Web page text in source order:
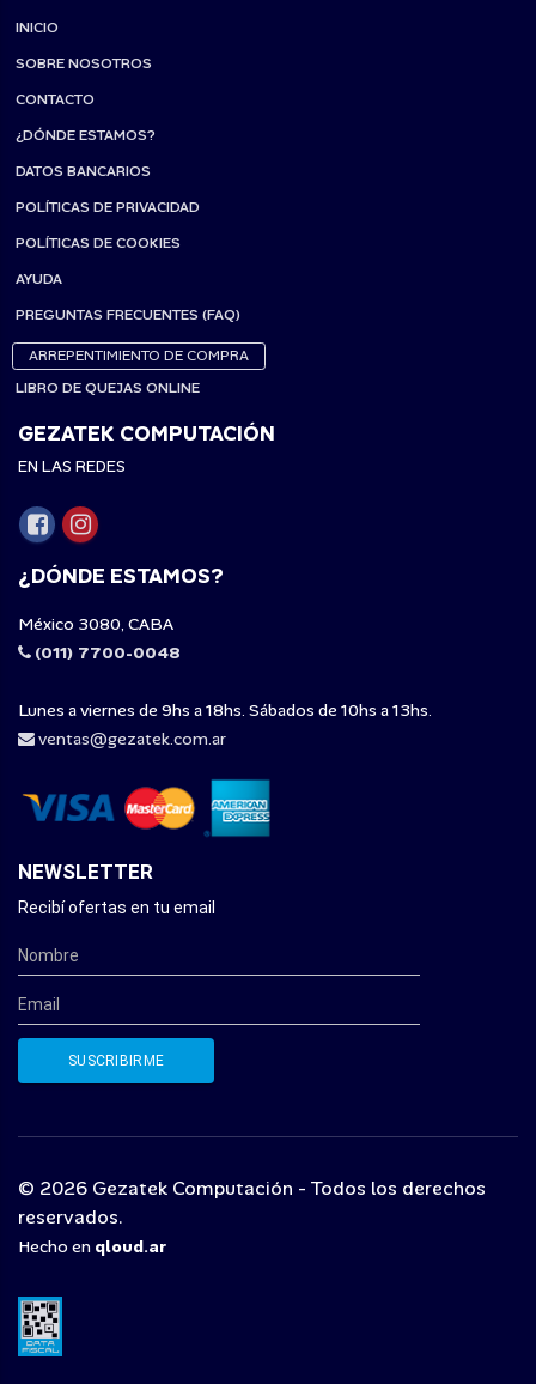
INICIO
SOBRE NOSOTROS
CONTACTO
¿DÓNDE ESTAMOS?
DATOS BANCARIOS
POLÍTICAS DE PRIVACIDAD
POLÍTICAS DE COOKIES
AYUDA
PREGUNTAS FRECUENTES (FAQ)
ARREPENTIMIENTO DE COMPRA
LIBRO DE QUEJAS ONLINE
GEZATEK COMPUTACIÓN
EN LAS REDES
¿DÓNDE ESTAMOS?
México 3080, CABA
(011) 7700-0048
Lunes a viernes de 9hs a 18hs. Sábados de 10hs a 13hs.
ventas@gezatek.com.ar
NEWSLETTER
Recibí ofertas en tu email
© 2026 Gezatek Computación - Todos los derechos
reservados.
Hecho en qloud.ar